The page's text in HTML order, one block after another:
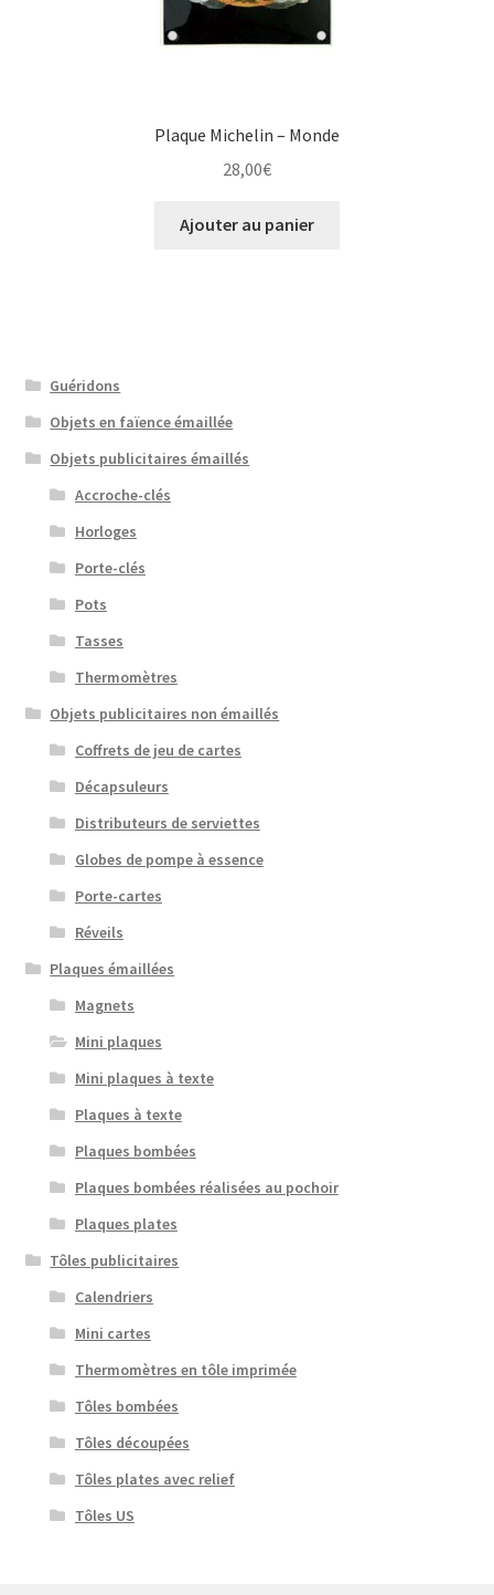
Plaque Michelin – Monde
28,00€
Ajouter au panier
Guéridons
Objets en faïence émaillée
Objets publicitaires émaillés
Accroche-clés
Horloges
Porte-clés
Pots
Tasses
Thermomètres
Objets publicitaires non émaillés
Coffrets de jeu de cartes
Décapsuleurs
Distributeurs de serviettes
Globes de pompe à essence
Porte-cartes
Réveils
Plaques émaillées
Magnets
Mini plaques
Mini plaques à texte
Plaques à texte
Plaques bombées
Plaques bombées réalisées au pochoir
Plaques plates
Tôles publicitaires
Calendriers
Mini cartes
Thermomètres en tôle imprimée
Tôles bombées
Tôles découpées
Tôles plates avec relief
Tôles US